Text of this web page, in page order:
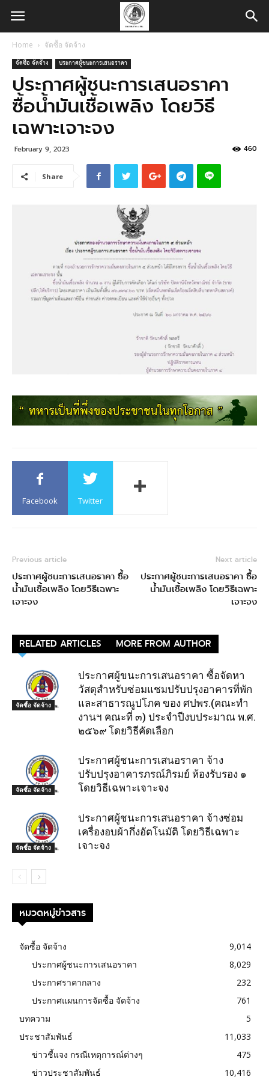
Home จัดซื้อ จัดจ้าง
จัดซื้อ จัดจ้าง ประกาศผู้ชนะการเสนอราคา
ประกาศผู้ชนะการเสนอราคา
ซื้อน้ำมันเชื้อเพลิง โดยวิธี
เฉพาะเจาะจง
February 9, 2023 460
Share
Facebook Twitter
Previous article
ประกาศผู้ชนะการเสนอราคา ซื้อ
น้ำมันเชื้อเพลิง โดยวิธีเฉพาะ
เจาะจง
Next article
ประกาศผู้ชนะการเสนอราคา ซื้อ
น้ำมันเชื้อเพลิง โดยวิธีเฉพาะ
เจาะจง
RELATED ARTICLES MORE FROM AUTHOR
จัดซื้อ จัดจ้าง
ประกาศผู้ขนะการเสนอราคา ซื้อจัดหา
วัสดุสำหรับซ่อมแชมปรับปรุงอาคารที่พัก
และสาธารณูปโภค ของ ศปพร.(คณะทำ
งานฯ คณะที่ ๓) ประจำปีงบประมาณ พ.ศ.
๒๕๖๙ โดยวิธีคัดเลือก
จัดซื้อ จัดจ้าง
ประกาศผู้ชนะการเสนอราคา จ้าง
ปรับปรุงอาคารภรณ์ภิรมย์ ห้องรับรอง ๑
โดยวิธีเฉพาะเจาะจง
จัดซื้อ จัดจ้าง
ประกาศผู้ชนะการเสนอราคา จ้างซ่อม
เครื่องอบผ้ากึ่งอัตโนมัติ โดยวิธีเฉพาะ
เจาะจง
หมวดหมู่ข่าวสาร
จัดซื้อ จัดจ้าง
9,014
ประกาศผู้ชนะการเสนอราคา
8,029
ประกาศราคากลาง
232
ประกาศแผนการจัดซื้อ จัดจ้าง
761
บทความ
5
ประชาสัมพันธ์
11,033
ข่าวชี้แจง กรณีเหตุการณ์ต่างๆ
475
ข่าวประชาสัมพันธ์
10,416